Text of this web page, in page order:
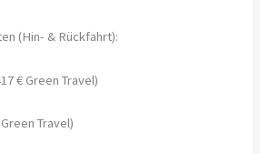
(Hin- & Rückfahrt):
€ Green Travel)
Travel)